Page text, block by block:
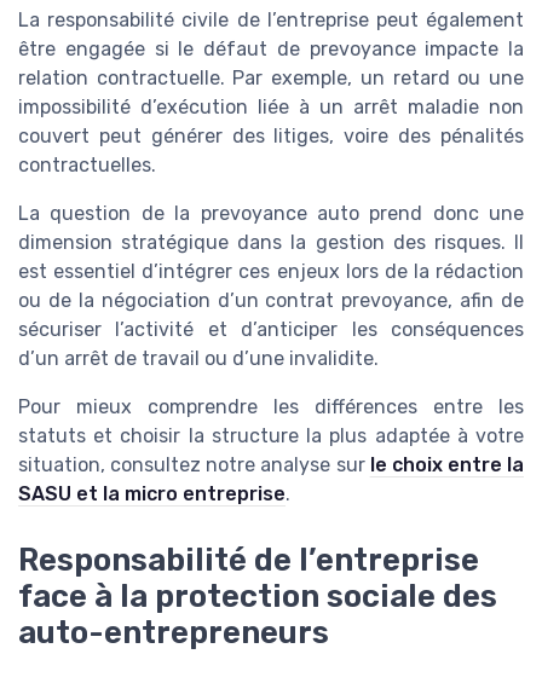
La responsabilité civile de l’entreprise peut également
être engagée si le défaut de prevoyance impacte la
relation contractuelle. Par exemple, un retard ou une
impossibilité d’exécution liée à un arrêt maladie non
couvert peut générer des litiges, voire des pénalités
contractuelles.
La question de la prevoyance auto prend donc une
dimension stratégique dans la gestion des risques. Il
est essentiel d’intégrer ces enjeux lors de la rédaction
ou de la négociation d’un contrat prevoyance, afin de
sécuriser l’activité et d’anticiper les conséquences
d’un arrêt de travail ou d’une invalidite.
Pour mieux comprendre les différences entre les
statuts et choisir la structure la plus adaptée à votre
situation, consultez notre analyse sur le choix entre la
SASU et la micro entreprise.
Responsabilité de l’entreprise
face à la protection sociale des
auto-entrepreneurs